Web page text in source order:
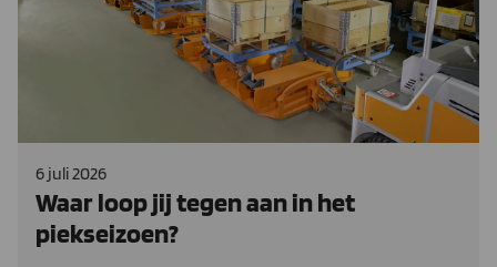
6 juli 2026
Waar loop jij tegen aan in het
piekseizoen?